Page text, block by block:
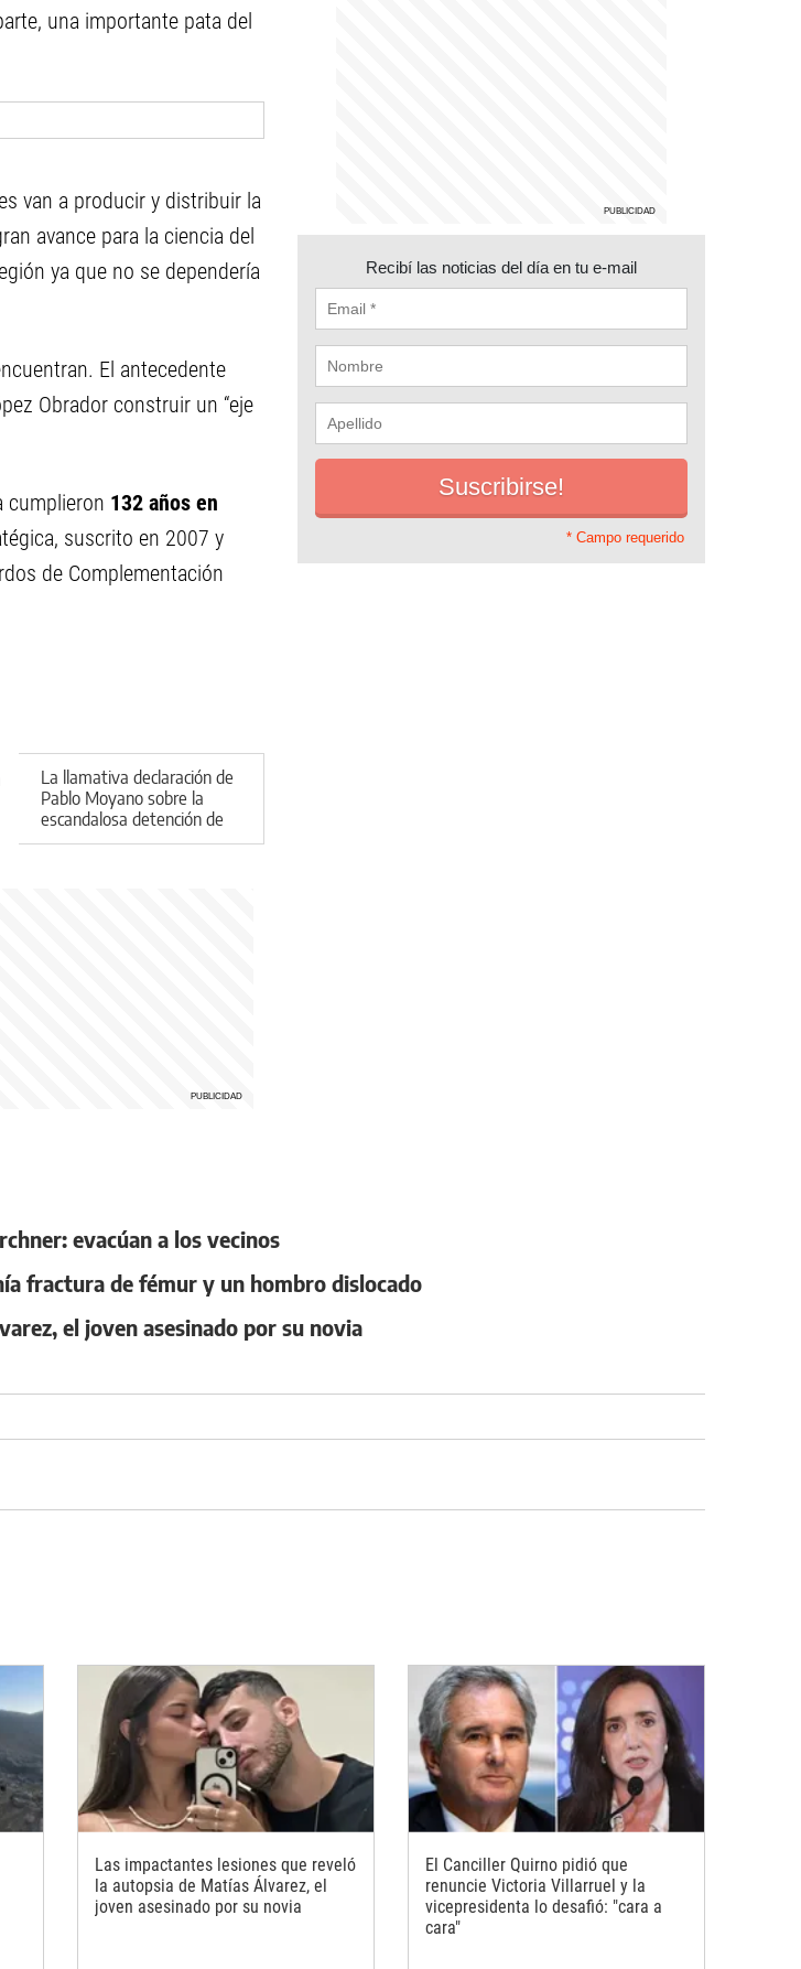
una importante pata del
van a producir y distribuir la
avance para la ciencia del
ya que no se dependería
El antecedente
Obrador construir un “eje
cumplieron 132 años en
suscrito en 2007 y
de Complementación
La llamativa declaración de
Pablo Moyano sobre la
escandalosa detención de
su hermano Facundo
Recibí las noticias del día en tu e-mail
* Campo requerido
evacúan a los vecinos
fractura de fémur y un hombro dislocado
el joven asesinado por su novia
Las impactantes lesiones que reveló
la autopsia de Matías Álvarez, el
joven asesinado por su novia
El Canciller Quirno pidió que
renuncie Victoria Villarruel y la
vicepresidenta lo desafió: "cara a
cara"